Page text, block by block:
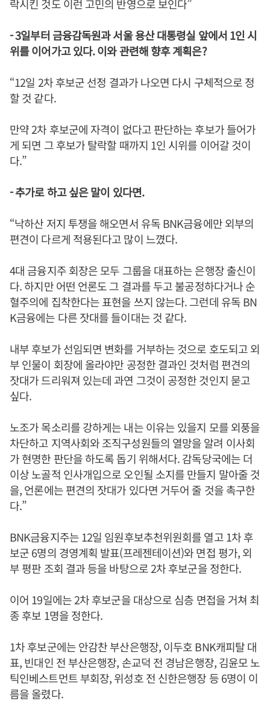
락시킨 것도 이런 고민의 반영으로 보인다”
- 3일부터 금융감독원과 서울 용산 대통령실 앞에서 1인 시
위를 이어가고 있다. 이와 관련해 향후 계획은?
“12일 2차 후보군 선정 결과가 나오면 다시 구체적으로 정
할 것 같다.
만약 2차 후보군에 자격이 없다고 판단하는 후보가 들어가
게 되면 그 후보가 탈락할 때까지 1인 시위를 이어갈 것이
다.”
- 추가로 하고 싶은 말이 있다면.
“낙하산 저지 투쟁을 해오면서 유독 BNK금융에만 외부의
편견이 다르게 적용된다고 많이 느꼈다.
4대 금융지주 회장은 모두 그룹을 대표하는 은행장 출신이
다. 하지만 어떤 언론도 그 결과를 두고 불공정하다거나 순
혈주의에 집착한다는 표현을 쓰지 않는다. 그런데 유독 BN
K금융에는 다른 잣대를 들이대는 것 같다.
내부 후보가 선임되면 변화를 거부하는 것으로 호도되고 외
부 인물이 회장에 올라야만 공정한 결과인 것처럼 편견의
잣대가 드리워져 있는데 과연 그것이 공정한 것인지 묻고
싶다.
노조가 목소리를 강하게는 내는 이유는 있을지 모를 외풍을
차단하고 지역사회와 조직구성원들의 열망을 알려 이사회
가 현명한 판단을 하도록 돕기 위해서다. 감독당국에는 더
이상 노골적 인사개입으로 오인될 소지를 만들지 말아줄 것
을, 언론에는 편견의 잣대가 있다면 거두어 줄 것을 촉구한
다.”
BNK금융지주는 12일 임원후보추천위원회를 열고 1차 후
보군 6명의 경영계획 발표(프레젠테이션)와 면접 평가, 외
부 평판 조회 결과 등을 바탕으로 2차 후보군을 정한다.
이어 19일에는 2차 후보군을 대상으로 심층 면접을 거쳐 최
종 후보 1명을 정한다.
1차 후보군에는 안감찬 부산은행장, 이두호 BNK캐피탈 대
표, 빈대인 전 부산은행장, 손교덕 전 경남은행장, 김윤모 노
틱인베스트먼트 부회장, 위성호 전 신한은행장 등 6명이 이
름을 올렸다.